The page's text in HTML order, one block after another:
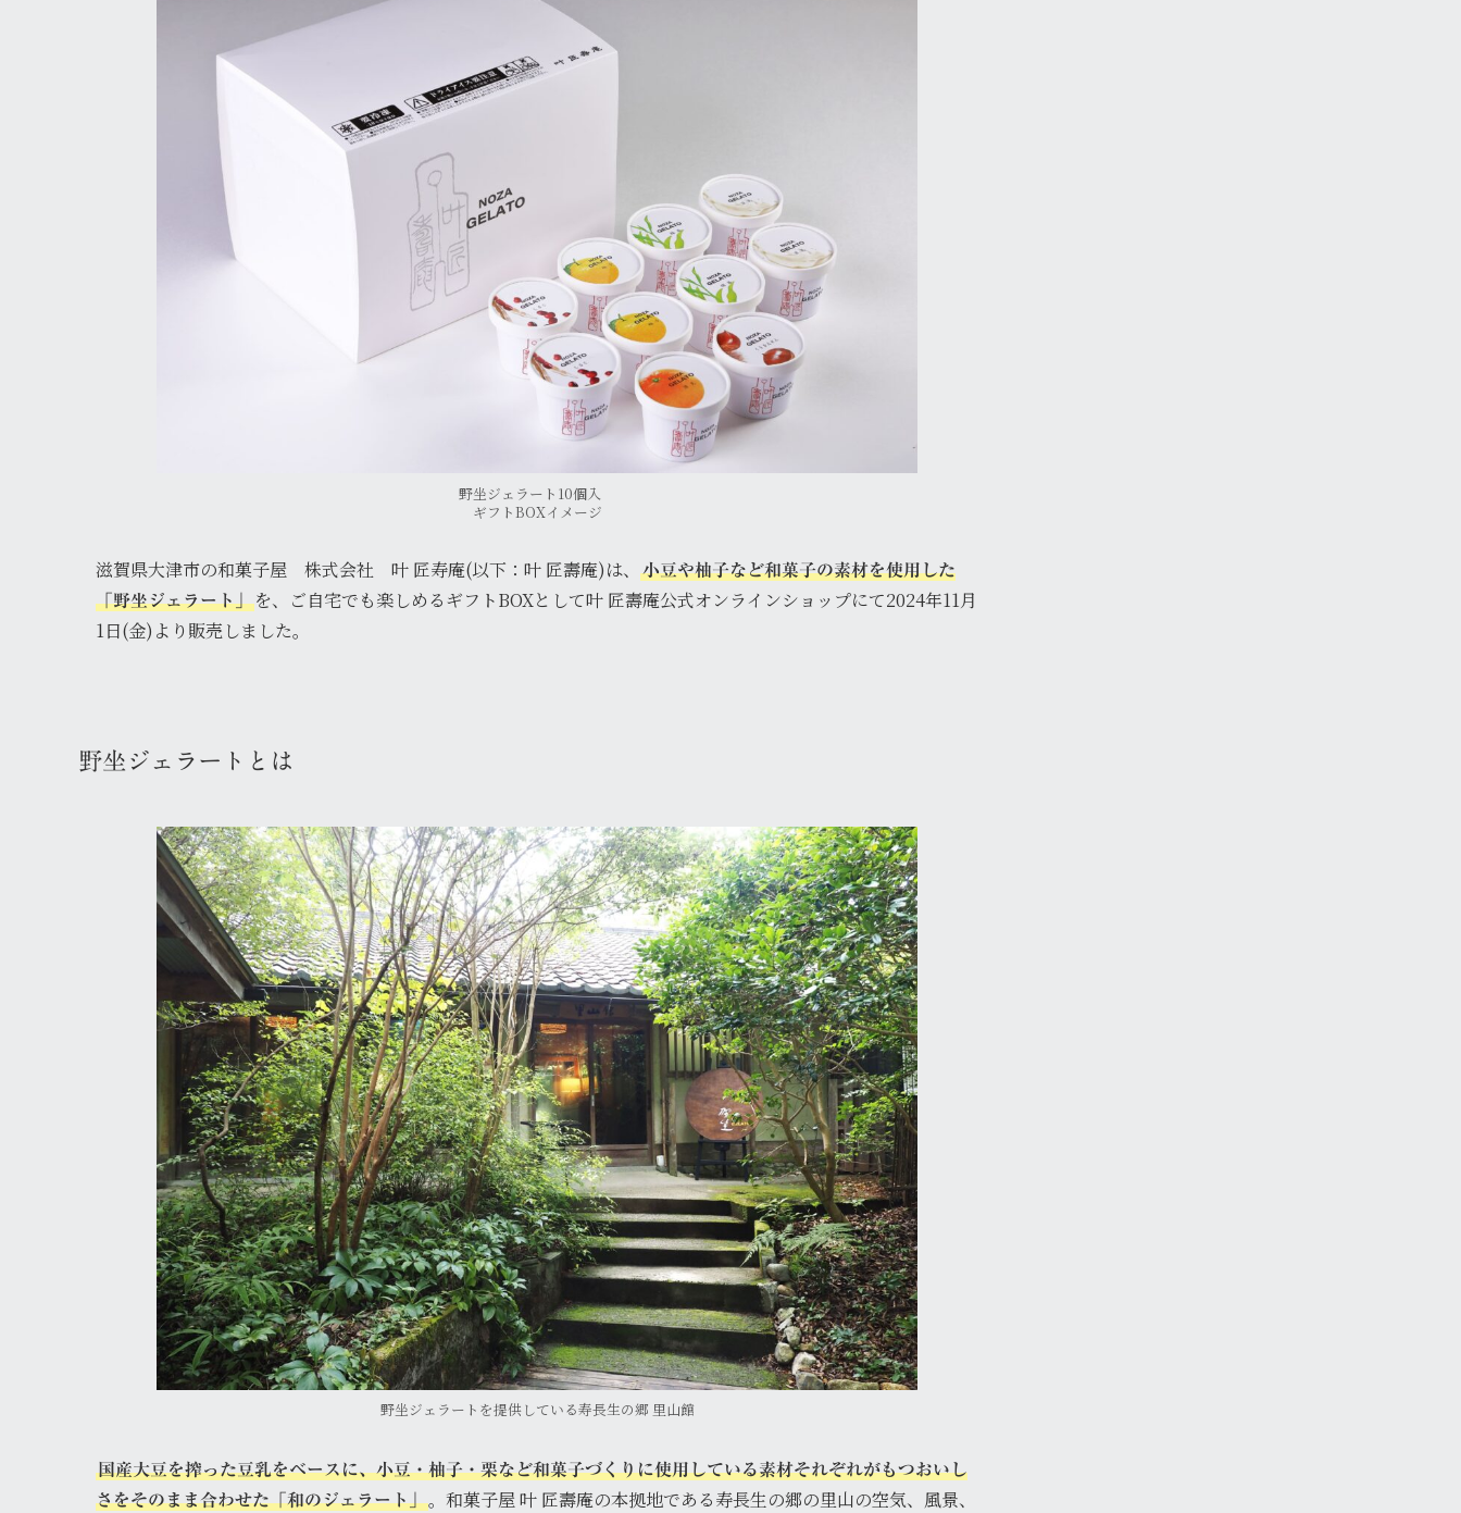
野坐ジェラート10個入
ギフトBOXイメージ
滋賀県大津市の和菓子屋 株式会社 叶 匠寿庵(以下：叶 匠壽庵)は、
小豆や柚子など和菓子の素材を使用した
「野坐ジェラート」 を、ご自宅でも楽しめるギフトBOXとして叶 匠壽庵公式オンラインショップにて2024年11月
1日(金)より販売しました。
野坐ジェラートとは
野坐ジェラートを提供している寿長生の郷 里山館
国産大豆を搾った豆乳をベースに、小豆・柚子・栗など和菓子づくりに使用している素材それぞれがもつおいし
さをそのまま合わせた「和のジェラート」。和菓子屋 叶 匠壽庵の本拠地である寿長生の郷の里山の空気、風景、